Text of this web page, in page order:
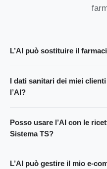
L’AI può sostituire il
I dati sanitari dei miei
l’AI?
Posso usare l’AI con le
Sistema TS?
L’AI può gestire il mio e-